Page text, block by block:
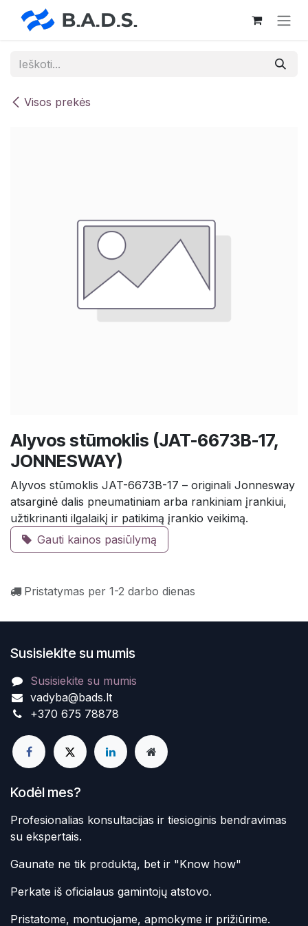
Skip to Content
Visos prekės
Alyvos stūmoklis (JAT-6673B-17,
JONNESWAY)
Alyvos stūmoklis JAT-6673B-17 – originali Jonnesway
atsarginė dalis pneumatiniam arba rankiniam įrankiui,
užtikrinanti ilgalaikį ir patikimą įrankio veikimą.
Gauti kainos pasiūlymą
Pristatymas per 1-2 darbo dienas
Susisiekite su mumis
Susisiekite su mumis
vadyba@bads.lt
+370 675 78878
Kodėl mes?
Profesionalias konsultacijas ir tiesioginis bendravimas
su ekspertais.
Gaunate ne tik produktą, bet ir "Know how"
Perkate iš oficialaus gamintojų atstovo.
Pristatome, montuojame, apmokyme ir prižiūrime.